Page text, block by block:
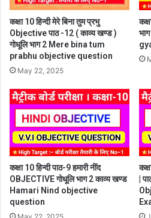
कक्षा 10 हिन्दी मेरे बिना तुम प्रभु
Objective पाठ -12 ( काव्य खण्ड )
गोधूलि भाग 2 Mere bina tum
prabhu objective question
May 22, 2025
कक्षा 10 हिन्दी पाठ-9 हमारी नींद
OBJECTIVE गोधूलि भाग 2 काव्य खण्ड
Hamari Nind objective
question
|